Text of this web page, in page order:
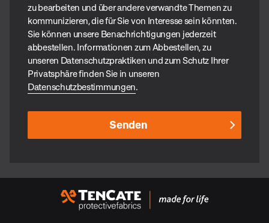
zu bearbeiten und über andere verwandte Themen zu
kommunizieren, die für Sie von Interesse sein könnten.
Sie können unsere Benachrichtigungen jederzeit
abbestellen. Informationen zum Abbestellen, zu
unseren Datenschutzpraktiken und zum Schutz Ihrer
Privatsphäre finden Sie in unseren
Datenschutzbestimmungen.